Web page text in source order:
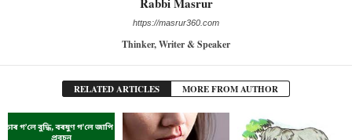
https://masrur360.com
Thinker, Writer & Speaker
RELATED ARTICLES MORE FROM AUTHOR